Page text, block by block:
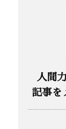
人間
記事を